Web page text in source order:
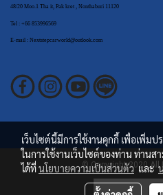
48/20 Moo.1 Tha it, Pak kret , Nonthaburi 11120
Tel : +66 853996569
E-mail : Nextstepcarworld@outlook.com
© Copyright 2020 All
ผู้เข้าชมวันนี้
เว็บไซต์นี้มีการใช้งานคุกกี้ เพื่อเพิ่
ในการใช้งานเว็บไซต์ของท่าน ท่านส
ได้ที่นโยบายความเป็นส่วนตัวและ